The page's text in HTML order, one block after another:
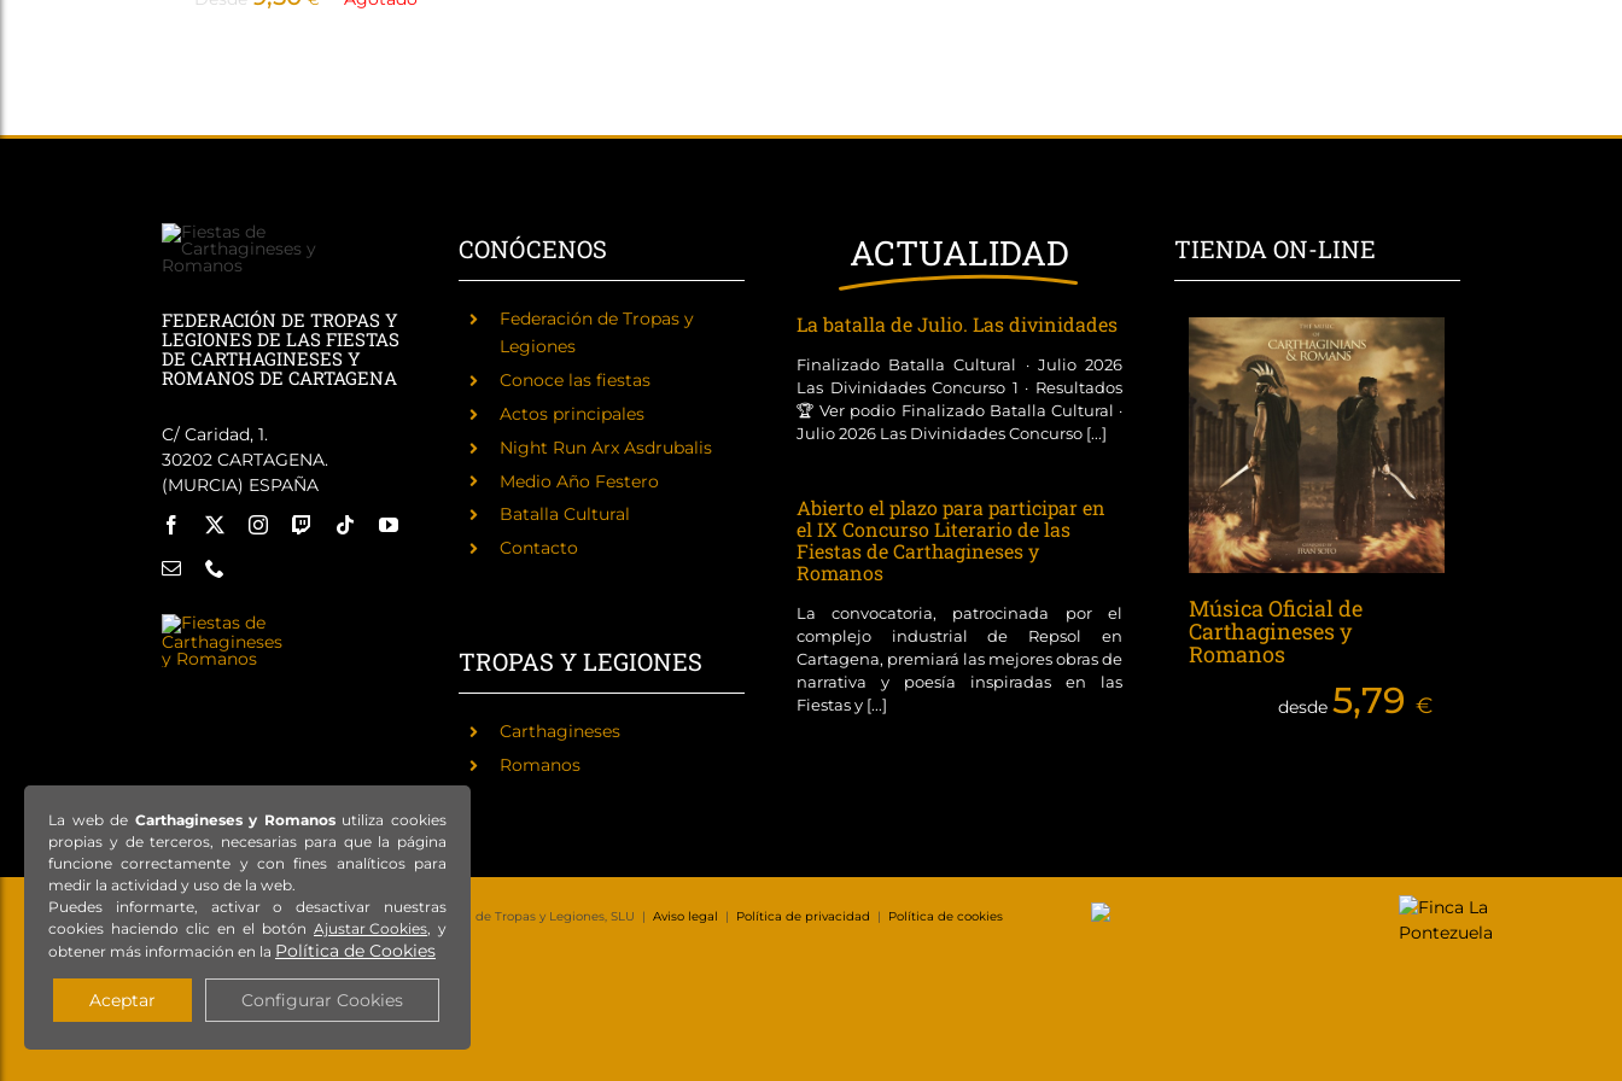
FEDERACIÓN DE TROPAS Y
LEGIONES DE LAS FIESTAS
DE CARTHAGINESES Y
ROMANOS DE CARTAGENA
C/ Caridad, 1.
30202 CARTAGENA.
(MURCIA) ESPAÑA
CONÓCENOS
Federación de Tropas y
Legiones
Conoce las fiestas
Actos principales
Night Run Arx Asdrubalis
Medio Año Festero
Batalla Cultural
Contacto
TROPAS Y LEGIONES
Carthagineses
Romanos
ACTUALIDAD
La batalla de Julio. Las divinidades
Finalizado Batalla Cultural · Julio 2026
Las Divinidades Concurso 1 · Resultados
🏆 Ver podio Finalizado Batalla Cultural ·
Julio 2026 Las Divinidades Concurso [...]
Abierto el plazo para participar en
el IX Concurso Literario de las
Fiestas de Carthagineses y
Romanos
La convocatoria, patrocinada por el
complejo industrial de Repsol en
Cartagena, premiará las mejores obras de
narrativa y poesía inspiradas en las
Fiestas y [...]
TIENDA ON-LINE
Música Oficial de
Carthagineses y
Romanos
desde5,79€
© Copyright 2021 – Todos los derechos reservados – Federación de Tropas y Legiones, SLU | Aviso legal | Política de privacidad | Política de cookies
La web de Carthagineses y Romanosutiliza cookies
propias y de terceros, necesarias para que la página
funcione correctamente y con fines analíticos para
medir la actividad y uso de la web.
Puedes informarte, activar o desactivar nuestras
cookies haciendo clic en el botón Ajustar Cookies, y
obtener más información en la Política de Cookies
Aceptar Configurar Cookies